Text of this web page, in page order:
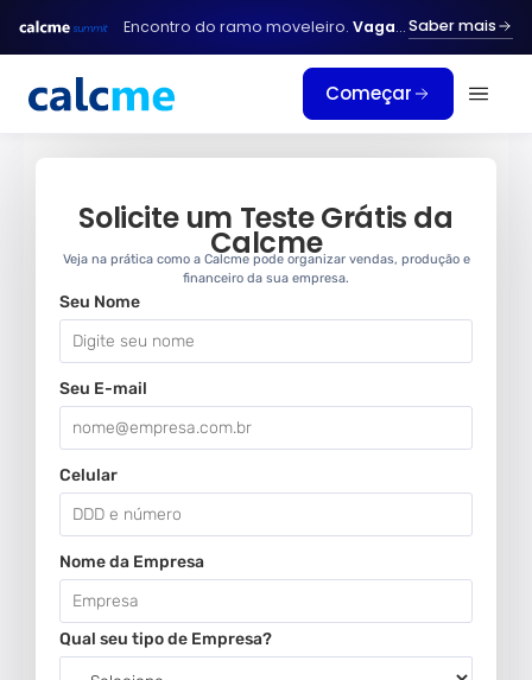
para
conteúdo
Encontro do ramo moveleiro. Vagas limitadas. Saber mais
Começar
Solicite um Teste Grátis da
Calcme
Veja na prática como a Calcme pode organizar vendas, produção e
financeiro da sua empresa.
Seu Nome
Seu E-mail
Celular
Nome da Empresa
Qual seu tipo de Empresa?